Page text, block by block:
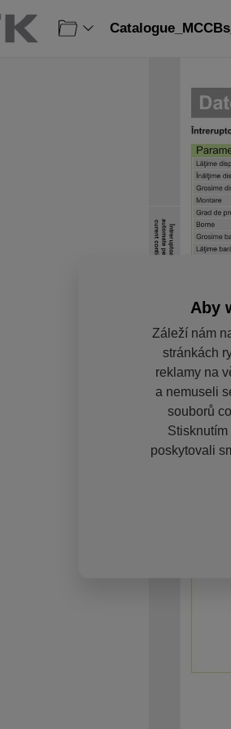
Aby
Záleží nám
stránkách
reklamy na
a nemuseli
souborů
Stisknutím
poskytovali